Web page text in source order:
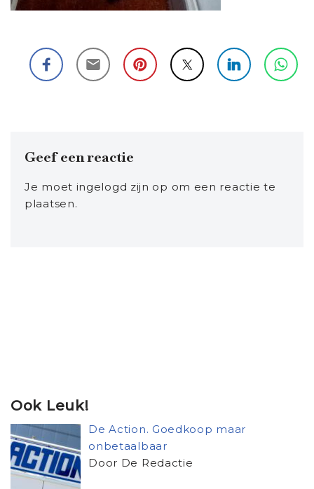
Geef een reactie
Je moet ingelogd zijn op om een reactie te
plaatsen.
Ook Leuk!
De Action. Goedkoop maar
onbetaalbaar
Door De Redactie